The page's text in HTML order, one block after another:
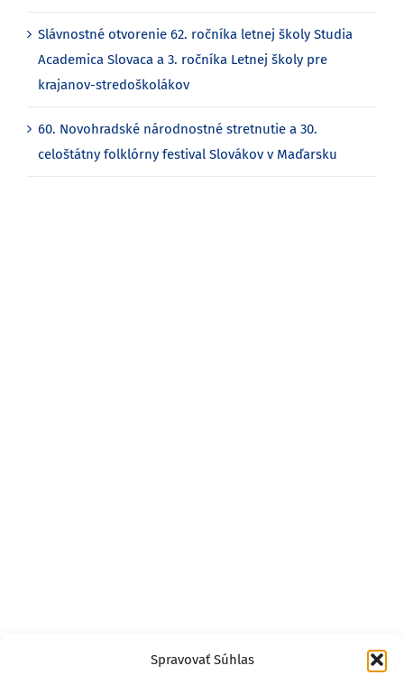
Spravovať Súhlas
Slávnostné otvorenie 62. ročníka letnej školy Studia
Academica Slovaca a 3. ročníka Letnej školy pre
krajanov-stredoškolákov
60. Novohradské národnostné stretnutie a 30.
celoštátny folklórny festival Slovákov v Maďarsku